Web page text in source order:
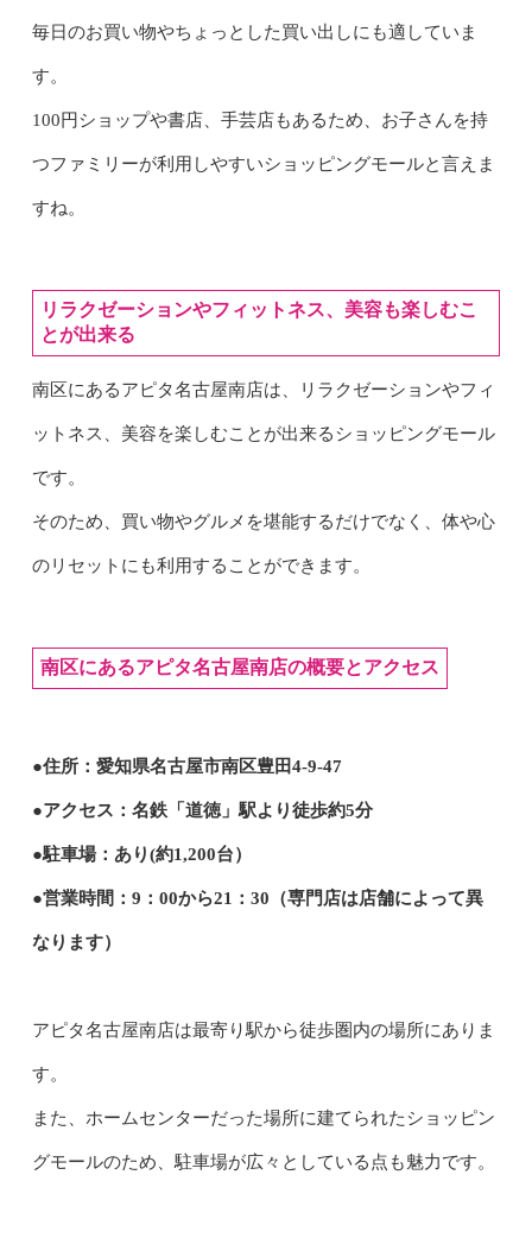
毎日のお買い物やちょっとした買い出しにも適していま
す。
100円ショップや書店、手芸店もあるため、お子さんを持
つファミリーが利用しやすいショッピングモールと言えま
すね。
リラクゼーションやフィットネス、美容も楽しむこ
とが出来る
南区にあるアピタ名古屋南店は、リラクゼーションやフィ
ットネス、美容を楽しむことが出来るショッピングモール
です。
そのため、買い物やグルメを堪能するだけでなく、体や心
のリセットにも利用することができます。
南区にあるアピタ名古屋南店の概要とアクセス
●住所：愛知県名古屋市南区豊田4-9-47
●アクセス：名鉄「道徳」駅より徒歩約5分
●駐車場：あり(約1,200台）
●営業時間：9：00から21：30（専門店は店舗によって異
なります）
アピタ名古屋南店は最寄り駅から徒歩圏内の場所にありま
す。
また、ホームセンターだった場所に建てられたショッピン
グモールのため、駐車場が広々としている点も魅力です。